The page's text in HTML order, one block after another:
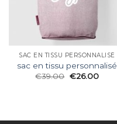
SAC EN TISSU PERSONNALISÉ
sac en tissu personnalisé
€39.00 €26.00